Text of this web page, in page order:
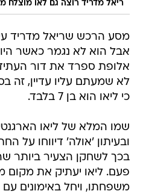
ריאל מדריד רוצה גם לאו מוצלח
מסע הרכש שריאל מדריד
אבל הוא לא נגמר כאשר
אלופת ספרד את דור
לא שמעתם עליו עדיין, זה
כי ליאו הוא בן 7 בלבד.
שמו המלא של ליאו
ובעיתון 'אולה' דיווחו על
בכך לשחקן הצעיר ביותר
פעם. ליאו יעתיק את מקום
משפחתו, ויחל באימונים עם